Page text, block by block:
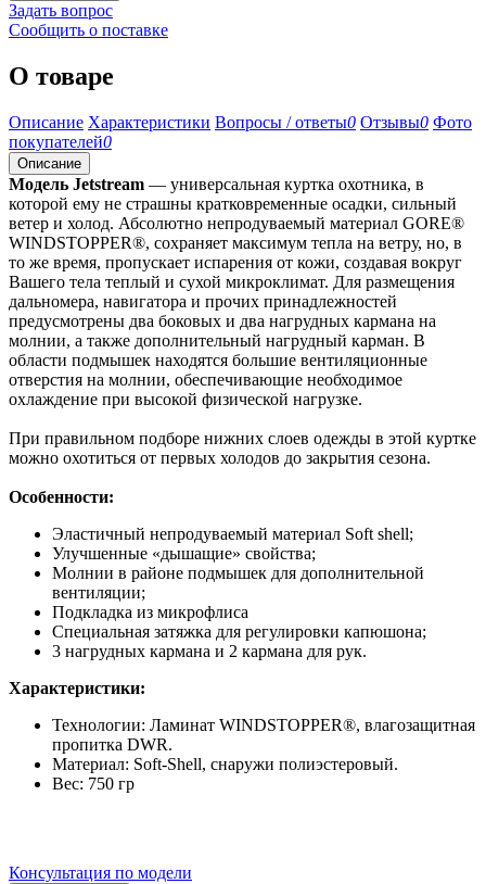
Задать вопрос
Сообщить о поставке
О товаре
Описание Характеристики Вопросы / ответы0 Отзывы0 Фото
покупателей0
Описание
Модель Jetstream — универсальная куртка охотника, в
которой ему не страшны кратковременные осадки, сильный
ветер и холод. Абсолютно непродуваемый материал GORE®
WINDSTOPPER®, сохраняет максимум тепла на ветру, но, в
то же время, пропускает испарения от кожи, создавая вокруг
Вашего тела теплый и сухой микроклимат. Для размещения
дальномера, навигатора и прочих принадлежностей
предусмотрены два боковых и два нагрудных кармана на
молнии, а также дополнительный нагрудный карман. В
области подмышек находятся большие вентиляционные
отверстия на молнии, обеспечивающие необходимое
охлаждение при высокой физической нагрузке.
При правильном подборе нижних слоев одежды в этой куртке
можно охотиться от первых холодов до закрытия сезона.
Особенности:
Эластичный непродуваемый материал Soft shell;
Улучшенные «дышащие» свойства;
Молнии в районе подмышек для дополнительной
вентиляции;
Подкладка из микрофлиса
Специальная затяжка для регулировки капюшона;
3 нагрудных кармана и 2 кармана для рук.
Характеристики:
Технологии: Ламинат WINDSTOPPER®, влагозащитная
пропитка DWR.
Материал: Soft-Shell, снаружи полиэстеровый.
Вес: 750 гр
Консультация по модели